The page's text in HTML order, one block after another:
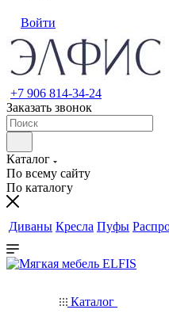
Войти
+7 906 814-34-24
Заказать звонок
Каталог
По всему сайту
По каталогу
Диваны Кресла Пуфы
Каталог